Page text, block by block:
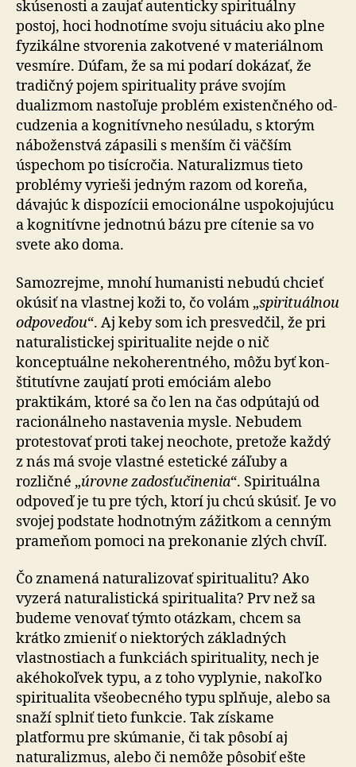
skúsenosti a zaujať autenticky spirituálny
postoj, hoci hodnotíme svoju situáciu ako plne
fyzikálne stvorenia zakotvené v materiálnom
vesmíre. Dúfam, že sa mi podarí dokázať, že
tradičný pojem spirituality práve svojím
dualizmom nastoľuje problém existenčného od­
cu­dze­nia a kognitívneho nesúladu, s ktorým
náboženstvá zápasili s menším či väčším
úspechom po tisícročia. Naturalizmus tieto
problémy vyrieši jedným razom od koreňa,
dávajúc k dispozícii emocionálne uspokojujúcu
a kognitívne jednotnú bázu pre cítenie sa vo
svete ako do­ma.
Samozrejme, mnohí humanisti nebudú chcieť
okúsiť na vlastnej koži to, čo volám „spirituálnou
odpoveďou“. Aj keby som ich presvedčil, že pri
naturalistickej spiritualite nejde o nič
konceptuálne nekoherentného, môžu byť kon­
šti­tu­tív­ne zaujatí proti emóciám alebo
praktikám, ktoré sa čo len na čas odpútajú od
racionálneho nastavenia mysle. Nebudem
protestovať proti takej neochote, pretože každý
z nás má svoje vlastné estetické záľuby a
rozličné „úrovne zadosťučinenia“. Spirituálna
odpoveď je tu pre tých, ktorí ju chcú skúsiť. Je vo
svojej podstate hodnotným zážitkom a cenným
prameňom pomoci na prekonanie zlých chvíľ.
Čo znamená naturalizovať spiritualitu? Ako
vyzerá naturalistická spiritualita? Prv než sa
budeme venovať týmto otázkam, chcem sa
krátko zmieniť o niektorých základných
vlastnostiach a funkciách spirituality, nech je
akéhokoľvek typu, a z toho vyplynie, nakoľko
spiritualita všeobecného typu splňuje, alebo sa
snaží splniť tieto funkcie. Tak získame
platformu pre skúmanie, či tak pôsobí aj
naturalizmus, alebo či nemôže pôsobiť ešte